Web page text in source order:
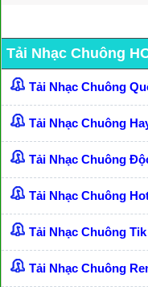
Tải Nhạc Chuông
Tải Nhạc Chuông
Tải Nhạc Chuông
Tải Nhạc Chuông
Tải Nhạc Chuông
Tải Nhạc Chuông
Tải Nhạc Chuông